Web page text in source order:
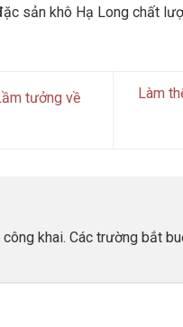
sản khô Hạ Long chất
tưởng về
Làm
khai. Các trường bắt